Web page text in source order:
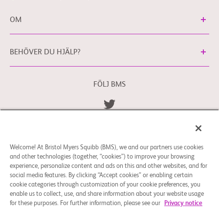
OM
BEHÖVER DU HJÄLP?
FÖLJ BMS
Du kan kontakta vårt dataskyddsombud för EU
EUDPO@BMS.com
för att utöva de
dataskyddsrättigheter du kan ha eller om du har
funderingar eller frågor kring hur dina personuppgifter
hanteras av Bristol Myers Squibb Company.
Welcome! At Bristol Myers Squibb (BMS), we and our partners use cookies
and other technologies (together, “cookies”) to improve your browsing
experience, personalize content and ads on this and other websites, and for
social media features. By clicking “Accept cookies” or enabling certain
cookie categories through customization of your cookie preferences, you
enable us to collect, use, and share information about your website usage
for these purposes. For further information, please see our
Privacy notice